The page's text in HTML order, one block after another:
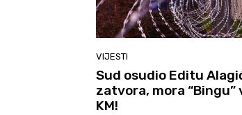
VIJESTI
Sud osudio Editu
zatvora, mora
KM!